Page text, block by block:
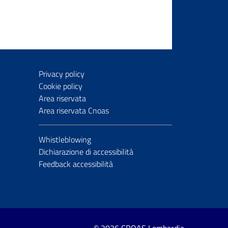
Privacy policy
Cookie policy
Area riservata
Area riservata Cnoas
Whistleblowing
Dichiarazione di accessibilità
Feedback accessibilità